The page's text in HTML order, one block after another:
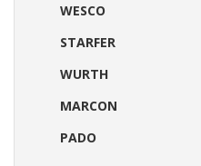
WESCO
STARFER
WURTH
MARCON
PADO